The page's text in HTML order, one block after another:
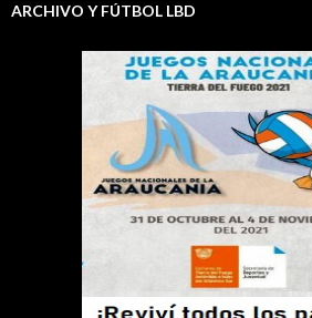
ARCHIVO Y FÚTBOL LBD